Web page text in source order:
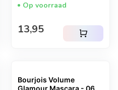
Op voorraad
Normale prijs
13,95 shopping_cart
Bourjois Volume